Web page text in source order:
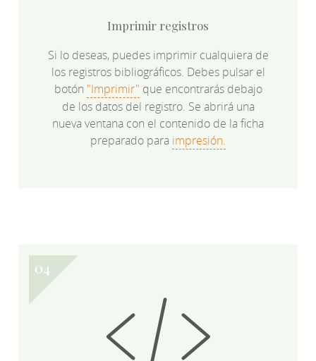
Imprimir registros
Si lo deseas, puedes imprimir cualquiera de
los registros bibliográficos. Debes pulsar el
botón "Imprimir" que encontrarás debajo
de los datos del registro. Se abrirá una
nueva ventana con el contenido de la ficha
preparado para impresión.